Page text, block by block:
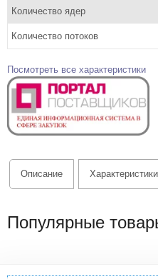
Количество ядер
Количество потоков
Посмотреть все характеристики
Описание Характеристики
Популярные